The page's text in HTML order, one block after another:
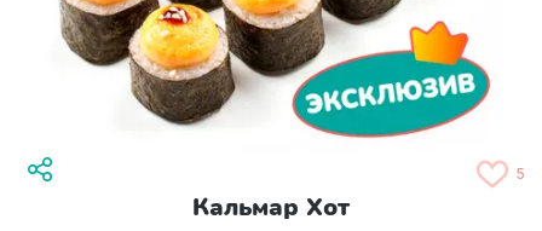
5
Кальмар Хот